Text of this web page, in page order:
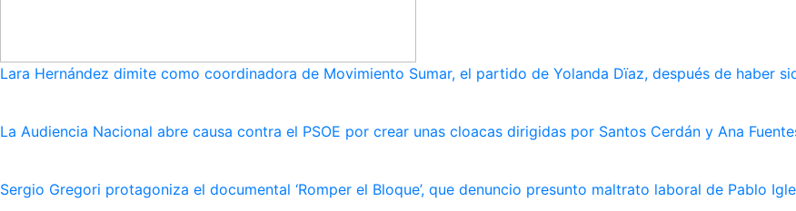
Lara Hernández dimite como coordinadora de Movimiento Sumar, el partido de Yolanda Dïaz, después de haber
La Audiencia Nacional abre causa contra el PSOE por crear unas cloacas dirigidas por Santos Cerdán y Ana
Sergio Gregori protagoniza el documental ‘Romper el Bloque’, que denuncio presunto maltrato laboral de Pablo